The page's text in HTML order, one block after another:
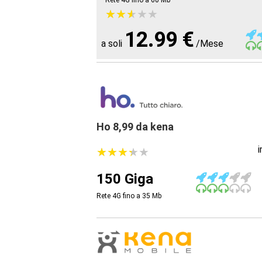
★★★★★
★★★★★
a soli 12.99 € /Mese
Ho 8,99 da kena
★★★★★
★★★★★
150 Giga
Rete 4G fino a 35 Mb